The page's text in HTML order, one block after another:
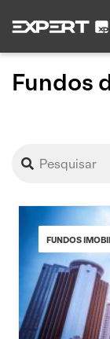
Fundos
FUNDOS